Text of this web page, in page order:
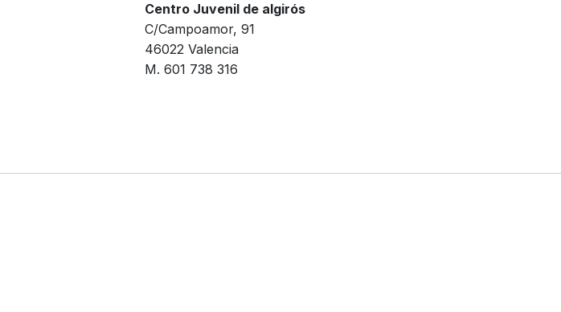
Centro Juvenil de algirós
C/Campoamor, 91
46022 Valencia
M. 601 738 316